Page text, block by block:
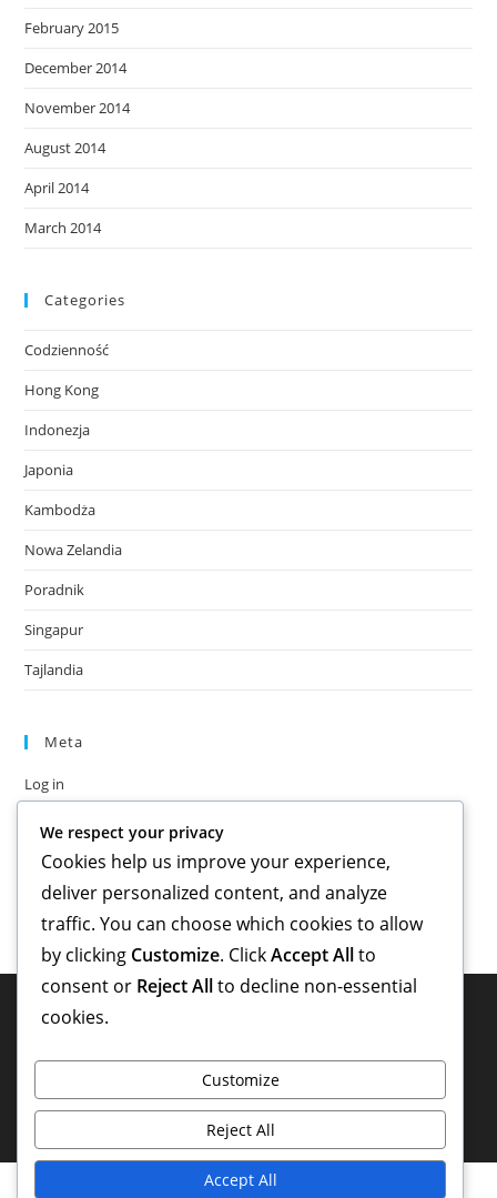
February 2015
December 2014
November 2014
August 2014
April 2014
March 2014
Categories
Codzienność
Hong Kong
Indonezja
Japonia
Kambodża
Nowa Zelandia
Poradnik
Singapur
Tajlandia
Meta
Log in
Comments feed
WordPress.org
We respect your privacy
Cookies help us improve your experience,
deliver personalized content, and analyze
traffic. You can choose which cookies to allow
by clicking Customize. ClickAccept Allto
consent or Reject Allto decline non-essential
cookies.
Customize
Reject All
Accept All